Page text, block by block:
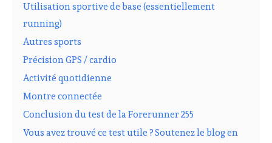
Utilisation sportive de base (essentiellement
running)
Autres sports
Précision GPS / cardio
Activité quotidienne
Montre connectée
Conclusion du test de la Forerunner 255
Vous avez trouvé ce test utile ? Soutenez le blog en